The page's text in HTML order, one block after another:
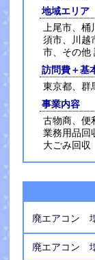
地域エリア
上尾市、桶
須市、川越
市、その他
訪問費＋基
東京都、群
事業内容
古物商、
業務用品回
大ごみ回
廃エアコン
廃エアコン